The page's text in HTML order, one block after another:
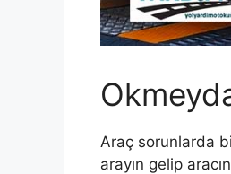
Araç sorunlarda
arayın gelip